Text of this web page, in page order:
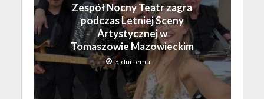
Zespół Nocny Teatr zagra
podczas Letniej Sceny
Artystycznej w
Tomaszowie Mazowieckim
3 dni temu